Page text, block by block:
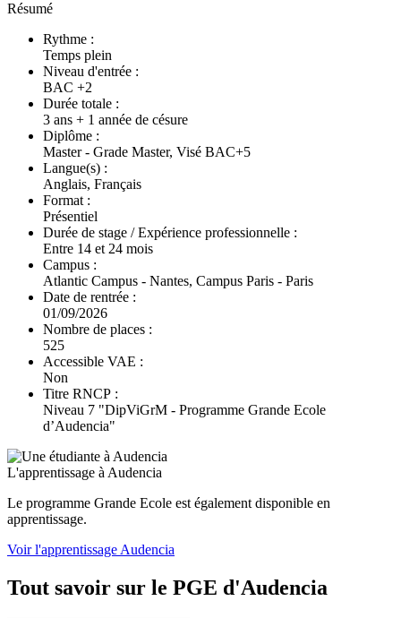
Résumé
Rythme :
Temps plein
Niveau d'entrée :
BAC +2
Durée totale :
3 ans + 1 année de césure
Diplôme :
Master - Grade Master, Visé BAC+5
Langue(s) :
Anglais, Français
Format :
Présentiel
Durée de stage / Expérience professionnelle :
Entre 14 et 24 mois
Campus :
Atlantic Campus - Nantes, Campus Paris - Paris
Date de rentrée :
01/09/2026
Nombre de places :
525
Accessible VAE :
Non
Titre RNCP :
Niveau 7 "DipViGrM - Programme Grande Ecole
d’Audencia"
L'apprentissage à Audencia
Le programme Grande Ecole est également disponible en
apprentissage.
Voir l'apprentissage Audencia
Tout savoir sur le PGE d'Audencia